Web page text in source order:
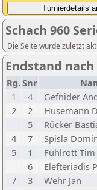
Schach 960
Die Seite wurde zuletzt
Endstand nach
Rg.Snr
1
4 Gefnider
2
2 Husemann
5
Rücker
4
7 Spisla
5
1 Fuhlrott Tim
6
Elefteriadis
7
3 Wehr Jan